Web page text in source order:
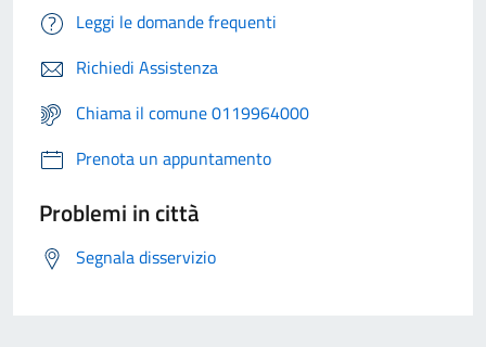
Leggi le domande frequenti
Richiedi Assistenza
Chiama il comune 0119964000
Prenota un appuntamento
Problemi in città
Segnala disservizio